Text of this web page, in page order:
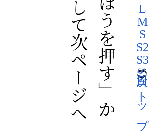
L
M
S
S2
S3
SS トップ